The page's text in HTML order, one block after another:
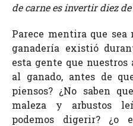
de carne es invertir diez
Parece mentira que sea
ganadería existió
esta gente que nuestros
al ganado, antes de
piensos? ¿No saben
maleza y arbustos
podemos digerir? ¿o